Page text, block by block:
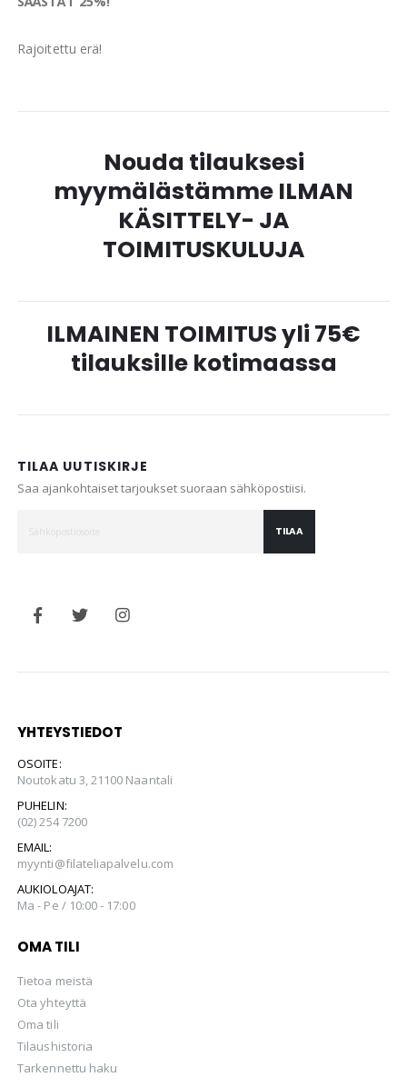
Rajoitettu erä!
Nouda tilauksesi
myymälästämme ILMAN
KÄSITTELY- JA
TOIMITUSKULUJA
ILMAINEN TOIMITUS yli 75€
tilauksille kotimaassa
TILAA UUTISKIRJE
Saa ajankohtaiset tarjoukset suoraan sähköpostiisi.
TILAA
YHTEYSTIEDOT
OSOITE:
Noutokatu 3, 21100 Naantali
PUHELIN:
(02) 254 7200
EMAIL:
myynti@filateliapalvelu.com
AUKIOLOAJAT:
Ma - Pe / 10:00 - 17:00
OMA TILI
Tietoa meistä
Ota yhteyttä
Oma tili
Tilaushistoria
Tarkennettu haku